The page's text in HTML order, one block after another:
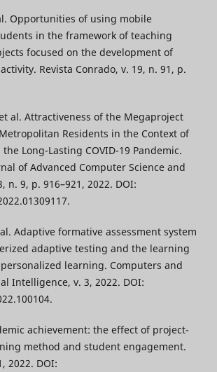
Opportunities of using mobile
in the framework of teaching
focused on the development of
Revista Conrado, v. 19, n. 91, p.
al. Attractiveness of the Megaproject
Residents in the Context of
Long-Lasting COVID-19 Pandemic.
of Advanced Computer Science and
n. 9, p. 916–921, 2022. DOI:
Adaptive formative assessment system
adaptive testing and the learning
learning. Computers and
Intelligence, v. 3, 2022. DOI:
achievement: the effect of project-
method and student engagement.
2022. DOI: